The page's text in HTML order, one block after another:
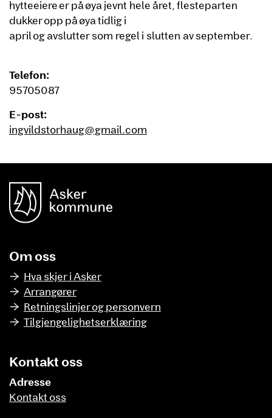
hytteeiere er på øya jevnt hele året, flesteparten
dukker opp på øya tidlig i
april og avslutter som regel i slutten av september.
Telefon:
95705087
E-post:
ingvildstorhaug@gmail.com
Om oss
Hva skjer i Asker
Arrangører
Retningslinjer og personvern
Tilgjengelighetserklæring
Kontakt oss
Adresse
Kontakt oss